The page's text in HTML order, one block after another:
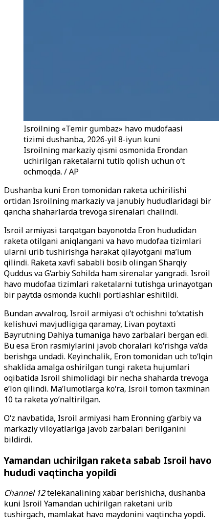
Isroilning «Temir gumbaz» havo mudofaasi
tizimi dushanba, 2026-yil 8-iyun kuni
Isroilning markaziy qismi osmonida Erondan
uchirilgan raketalarni tutib qolish uchun o‘t
ochmoqda. / AP
Dushanba kuni Eron tomonidan raketa uchirilishi
ortidan Isroilning markaziy va janubiy hududlaridagi bir
qancha shaharlarda trevoga sirenalari chalindi.
Isroil armiyasi tarqatgan bayonotda Eron hududidan
raketa otilgani aniqlangani va havo mudofaa tizimlari
ularni urib tushirishga harakat qilayotgani ma’lum
qilindi. Raketa xavfi sababli bosib olingan Sharqiy
Quddus va G‘arbiy Sohilda ham sirenalar yangradi. Isroil
havo mudofaa tizimlari raketalarni tutishga urinayotgan
bir paytda osmonda kuchli portlashlar eshitildi.
Bundan avvalroq, Isroil armiyasi o‘t ochishni to‘xtatish
kelishuvi mavjudligiga qaramay, Livan poytaxti
Bayrutning Dahiya tumaniga havo zarbalari bergan edi.
Bu esa Eron rasmiylarini javob choralari ko‘rishga va’da
berishga undadi. Keyinchalik, Eron tomonidan uch to‘lqin
shaklida amalga oshirilgan tungi raketa hujumlari
oqibatida Isroil shimolidagi bir necha shaharda trevoga
e’lon qilindi. Ma’lumotlarga ko‘ra, Isroil tomon taxminan
10 ta raketa yo‘naltirilgan.
O‘z navbatida, Isroil armiyasi ham Eronning g‘arbiy va
markaziy viloyatlariga javob zarbalari berilganini
bildirdi.
Yamandan uchirilgan raketa sabab Isroil havo
hududi vaqtincha yopildi
Channel 12telekanalining xabar berishicha, dushanba
kuni Isroil Yamandan uchirilgan raketani urib
tushirgach, mamlakat havo maydonini vaqtincha yopdi.